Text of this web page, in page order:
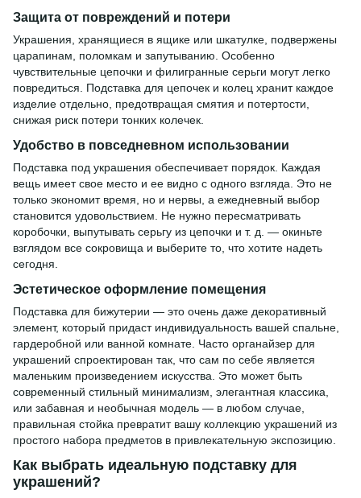
Защита от повреждений и потери
Украшения, хранящиеся в ящике или шкатулке, подвержены
царапинам, поломкам и запутыванию. Особенно
чувствительные цепочки и филигранные серьги могут легко
повредиться. Подставка для цепочек и колец хранит каждое
изделие отдельно, предотвращая смятия и потертости,
снижая риск потери тонких колечек.
Удобство в повседневном использовании
Подставка под украшения обеспечивает порядок. Каждая
вещь имеет свое место и ее видно с одного взгляда. Это не
только экономит время, но и нервы, а ежедневный выбор
становится удовольствием. Не нужно пересматривать
коробочки, выпутывать серьгу из цепочки и т. д. — окиньте
взглядом все сокровища и выберите то, что хотите надеть
сегодня.
Эстетическое оформление помещения
Подставка для бижутерии — это очень даже декоративный
элемент, который придаст индивидуальность вашей спальне,
гардеробной или ванной комнате. Часто органайзер для
украшений спроектирован так, что сам по себе является
маленьким произведением искусства. Это может быть
современный стильный минимализм, элегантная классика,
или забавная и необычная модель — в любом случае,
правильная стойка превратит вашу коллекцию украшений из
простого набора предметов в привлекательную экспозицию.
Как выбрать идеальную подставку для
украшений?